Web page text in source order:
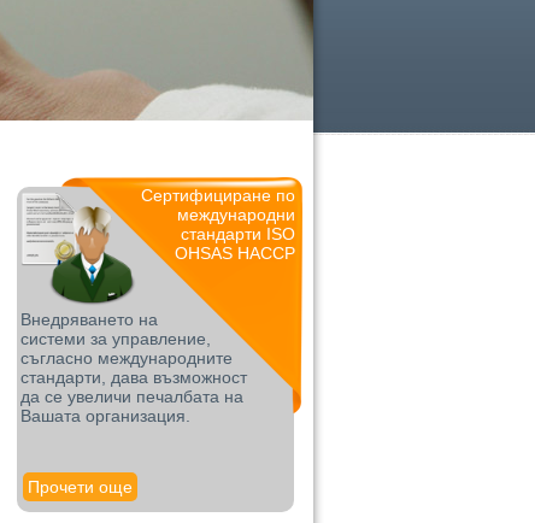
Сертифициране по
международни
стандарти ISO
OHSAS HACCP
Внедряването на
системи за управление,
съгласно международните
стандарти, дава възможност
да се увеличи печалбата на
Вашата организация.
Прочети още